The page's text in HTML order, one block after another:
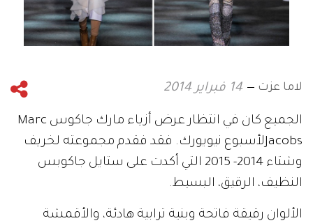
لاما عزت 14 فبراير 2014
الجميع كان في انتظار عرض أزياء مارك جاكوس Marc
Jacobsلأسبوع نيويورك. فقد فقدم مجموعته لخريف
وشتاء 2014- 2015 التي أكدت على ستايل جاكوبس
النظيف، الرقيق، البسيط.
الألوان رقيقة فاتحة وبنية ترابية هادئة، والأقمشة